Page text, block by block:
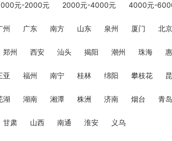
元-2000元 2000元-4000元 4000元-
州 广东 南方 山东 泉州 厦门 北京
郑州 西安 汕头 揭阳 潮州 珠海
亚 福州 南宁 桂林 绵阳 攀枝花
湖 湖南 湘潭 株洲 济南 烟台 青岛
甘肃 山西 南通 淮安 义乌